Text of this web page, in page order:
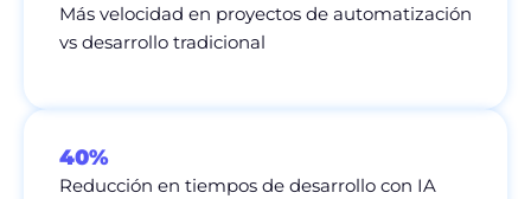
Más velocidad en proyectos de automatización
vs desarrollo tradicional
40%
Reducción en tiempos de desarrollo con IA